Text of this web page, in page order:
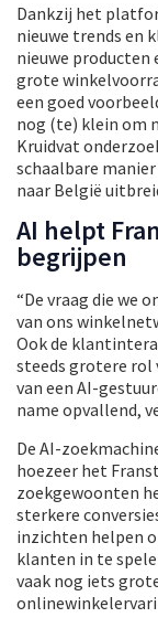
Dankzij het
nieuwe trends en
nieuwe producten
grote
een goed
nog (te) klein om
Kruidvat
schaalbare
naar België
AI helpt
begrijpen
“De vraag die we
van ons
Ook de
steeds grotere
van een AI-
name opvallend,
De AI-
hoezeer het
zoekgewoonten
sterkere
inzichten helpen
klanten in te
vaak nog iets